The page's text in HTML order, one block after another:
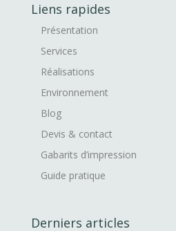
Liens rapides
Présentation
Services
Réalisations
Environnement
Blog
Devis & contact
Gabarits d’impression
Guide pratique
Derniers articles